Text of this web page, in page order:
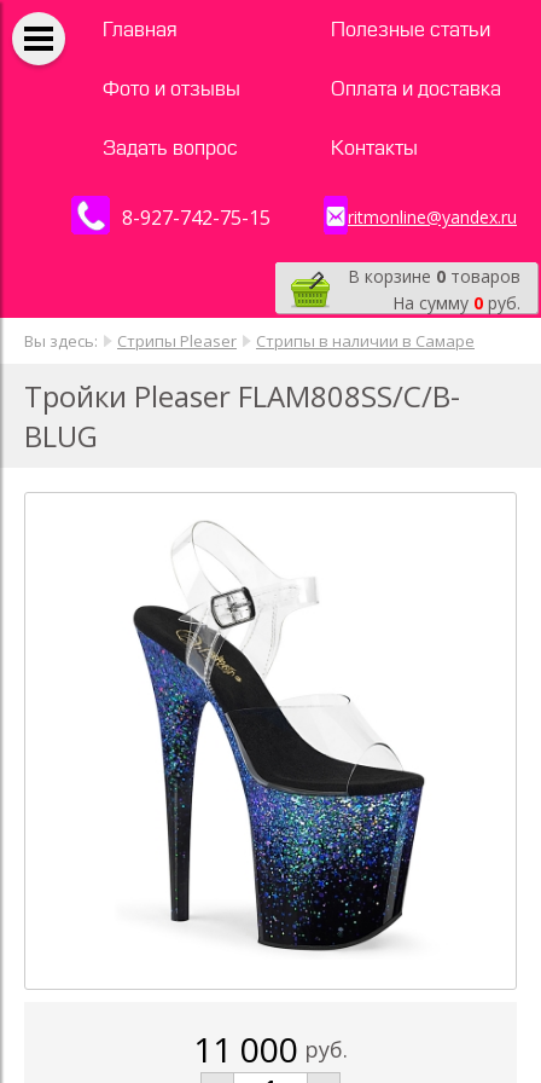
Главная Полезные статьи
Фото и отзывы Оплата и доставка
Задать вопрос Контакты
8-927-742-75-15 ritmonline@yandex.ru
В корзине 0 товаров
На сумму 0 руб.
Вы здесь: Стрипы Pleaser Стрипы в наличии в Самаре
Тройки Pleaser FLAM808SS/C/B-
BLUG
11 000 руб.